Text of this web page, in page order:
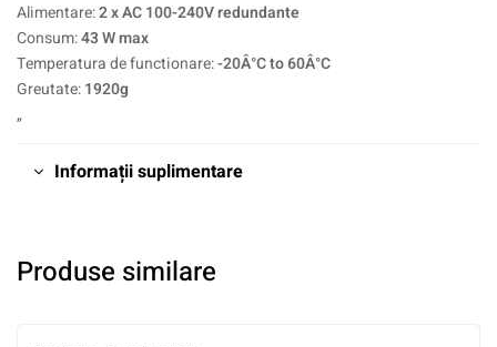
Alimentare:2 x AC 100-240V redundante
Consum:43 W max
Temperatura de functionare:-20Â°C to 60Â°C
Greutate:1920g
„
Informații suplimentare
Produse similare